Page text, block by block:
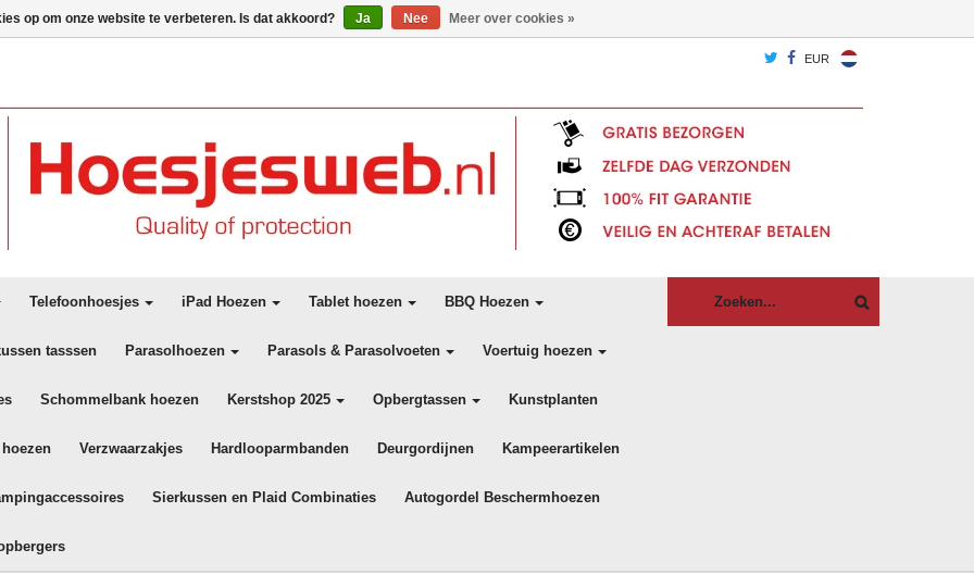
EUR
Telefoonhoesjes iPad Hoezen Tablet hoezen BBQ Hoezen
tasssen Parasolhoezen Parasols & Parasolvoeten Voertuig hoezen
Schommelbank hoezen Kerstshop 2025 Opbergtassen Kunstplanten
Verzwaarzakjes Hardlooparmbanden Deurgordijnen Kampeerartikelen
Sierkussen en Plaid Combinaties Autogordel Beschermhoezen
op om onze website te verbeteren. Is dat akkoord? Ja Nee Meer over cookies »